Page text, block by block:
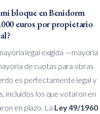
bloque en Benidorm
euros por propietario
legal exigida —mayoría
de cuotas para obras
es perfectamente legal y
incluidos los que votaron en
en plazo. La Ley 49/1960